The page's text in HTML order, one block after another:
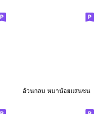
อ้วนกลม หมาน้อยแสนซน